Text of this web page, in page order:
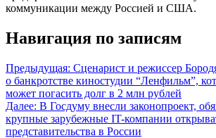
коммуникации между Россией и США.
Навигация по записям
Предыдущая: Сценарист и режиссер
о банкротстве киностудии “Ленфильм”,
может погасить долг в 2 млн рублей
Далее: В Госдуму внесли законопроект,
крупные зарубежные IT-компании
представительства в России